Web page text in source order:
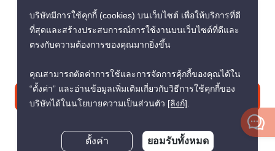
+66 92 264 3444
contact@propertyscout.co.th
ติดต่อเรา
บริษัทมีการใช้คุกกี้ (cookies) บนเว็บไซต์ เพื่อให้บริการที่ดี
ที่สุดและสร้างประสบการณ์การใช้งานบนเว็บไซต์ที่ดีและ
ตรงกับความต้องการของคุณมากยิ่งขึ้น
คุณสามารถตัดค่าการใช้และการจัดการคุ้กกี้ของคุณได้ใน
“ตั้งค่า” และอ่านข้อมูลเพิ่มเติมเกี่ยวกับวิธีการใช้คุกกี้ของ
บริษัทได้ในนโยบายความเป็นส่วนตัว [ลิงก์].
ตั้งค่า ยอมรับทั้งหมด